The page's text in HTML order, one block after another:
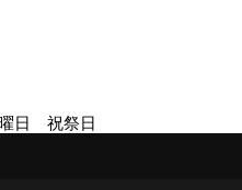
ご提案
連絡
日 祝祭日